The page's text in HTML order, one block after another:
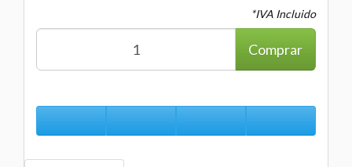
*IVA Incluido
Comprar